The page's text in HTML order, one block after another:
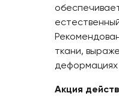
ткани,
Акция